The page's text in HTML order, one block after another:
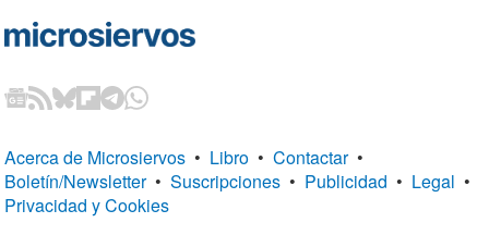
Acerca de Microsiervos • Libro • Contactar •
Boletín/Newsletter • Suscripciones • Publicidad • Legal •
Privacidad y Cookies